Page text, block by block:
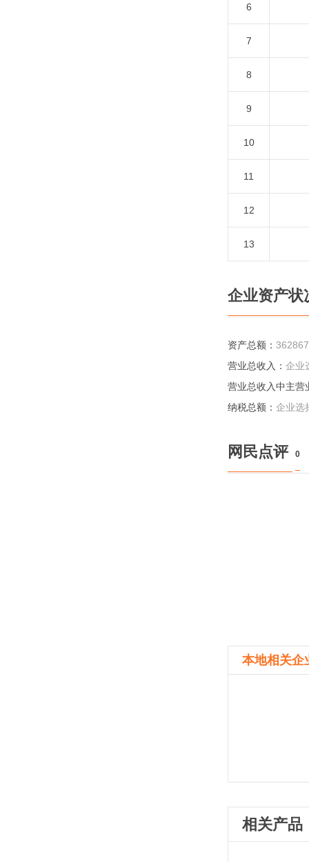
6
7
8
9
10
11
12
13
企业资产状
资产总额：
营业总收入： 企业
营业总收入中主营
纳税总额： 企业选
网民点评 0
本地相关企
相关产品